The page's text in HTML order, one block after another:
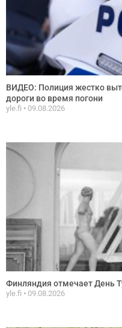
ВИДЕО: Полиция жестко
дороги во время погони
yle.fi 09.08.2026
Финляндия отмечает День
yle.fi 09.08.2026